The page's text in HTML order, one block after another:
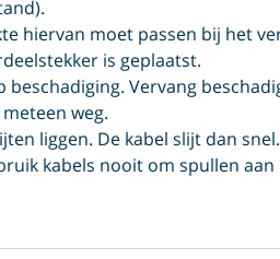
hiervan moet passen bij het
is geplaatst.
Vervang
weg.
liggen. De kabel slijt dan snel.
kabels nooit om spullen aan